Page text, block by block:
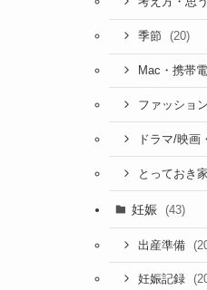
季節 (20)
Mac・携帯
ファッション
ドラマ/映画
とっておき
妊娠 (43)
出産準備
妊娠記録